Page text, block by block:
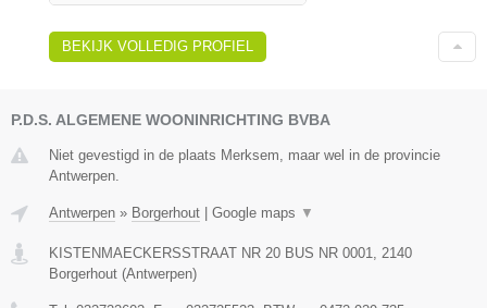
BEKIJK VOLLEDIG PROFIEL
P.D.S. ALGEMENE WOONINRICHTING BVBA
Niet gevestigd in de plaats Merksem, maar wel in de provincie
Antwerpen.
Antwerpen » Borgerhout Google maps ▼
KISTENMAECKERSSTRAAT NR 20 BUS NR 0001, 2140
Borgerhout (Antwerpen)